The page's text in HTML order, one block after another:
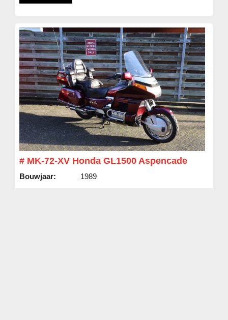
# MK-72-XV Honda GL1500 Aspencade
Bouwjaar:
1989